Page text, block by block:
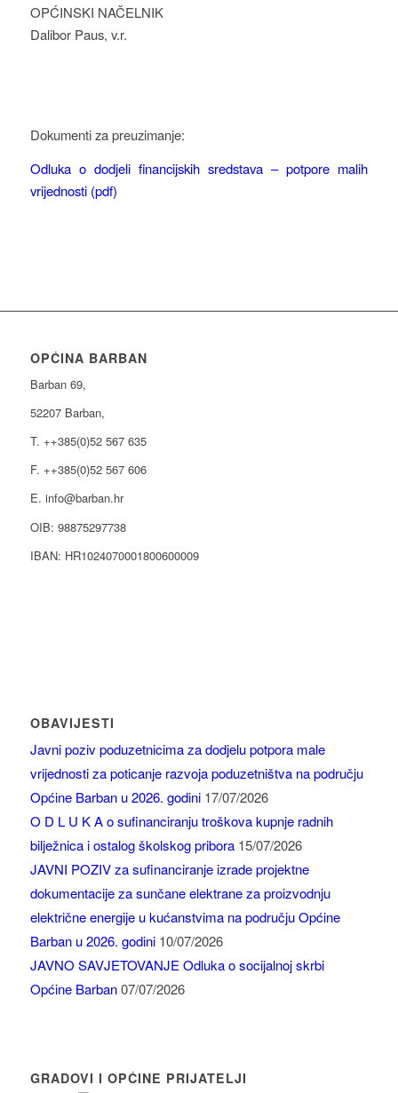
OPĆINSKI NAČELNIK
Dalibor Paus, v.r.
Dokumenti za preuzimanje:
Odluka o dodjeli financijskih sredstava – potpore malih
vrijednosti (pdf)
OPĆINA BARBAN
Barban 69,
52207 Barban,
T. ++385(0)52 567 635
F. ++385(0)52 567 606
E. info@barban.hr
OIB: 98875297738
IBAN: HR1024070001800600009
OBAVIJESTI
Javni poziv poduzetnicima za dodjelu potpora male
vrijednosti za poticanje razvoja poduzetništva na području
Općine Barban u 2026. godini 17/07/2026
O D L U K A o sufinanciranju troškova kupnje radnih
bilježnica i ostalog školskog pribora 15/07/2026
JAVNI POZIV za sufinanciranje izrade projektne
dokumentacije za sunčane elektrane za proizvodnju
električne energije u kućanstvima na području Općine
Barban u 2026. godini 10/07/2026
JAVNO SAVJETOVANJE Odluka o socijalnoj skrbi
Općine Barban 07/07/2026
GRADOVI I OPĆINE PRIJATELJI